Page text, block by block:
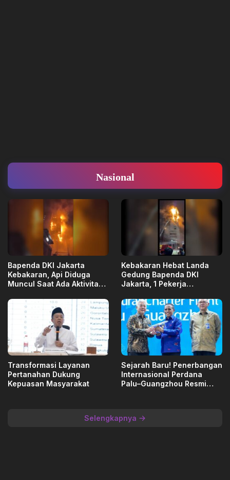
Nasional
Bapenda DKI Jakarta
Kebakaran, Api Diduga
Muncul Saat Ada Aktivitas
Kebakaran Hebat Landa
Gedung Bapenda DKI
Jakarta, 1 Pekerja
Transformasi Layanan
Pertanahan Dukung
Kepuasan Masyarakat
Sejarah Baru! Penerbangan
Internasional Perdana
Palu–Guangzhou Resmi
Selengkapnya